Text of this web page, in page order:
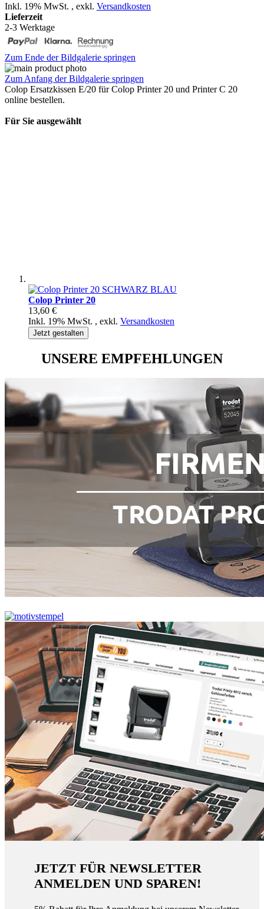
Inkl. 19% MwSt. , exkl. Versandkosten
Lieferzeit
2-3 Werktage
Zum Ende der Bildgalerie springen
Zum Anfang der Bildgalerie springen
Colop Ersatzkissen E/20 für Colop Printer 20 und Printer C 20
online bestellen.
Für Sie ausgewählt
Colop Printer 20
13,60 €
Inkl. 19% MwSt. , exkl. Versandkosten
Jetzt gestalten
UNSERE EMPFEHLUNGEN
JETZT FÜR NEWSLETTER
ANMELDEN UND SPAREN!